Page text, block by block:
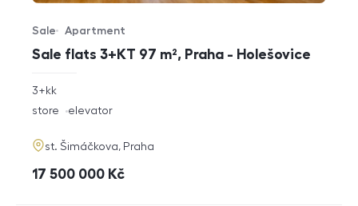
Sale flats 3+KT 97 m², Praha - Holešovice
Offer type
Sale
Property type
Apartment
rozměry
disposition
3+kk
funkce
store elevator
adresa
st. Šimáčkova, Praha
cena
17 500 000 Kč